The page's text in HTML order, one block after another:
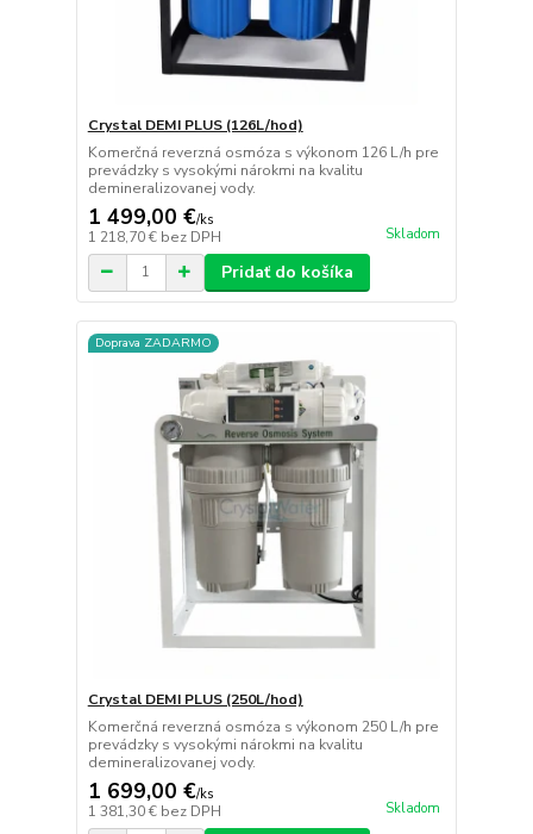
Crystal DEMI PLUS (126L/hod)
Komerčná reverzná osmóza s výkonom 126 L/h pre
prevádzky s vysokými nárokmi na kvalitu
demineralizovanej vody.
1 499,00 €/ks
1 218,70 € bez DPH Skladom
Pridať do košíka
Doprava ZADARMO
Crystal DEMI PLUS (250L/hod)
Komerčná reverzná osmóza s výkonom 250 L/h pre
prevádzky s vysokými nárokmi na kvalitu
demineralizovanej vody.
1 699,00 €/ks
1 381,30 € bez DPH Skladom